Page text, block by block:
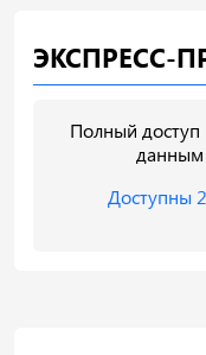
ЭКСПРЕСС-
Полный доступ
данным
Доступны